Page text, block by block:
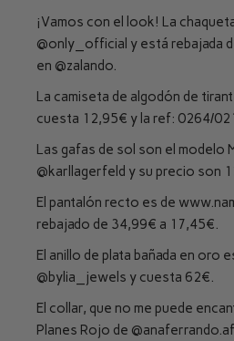
¡Vamos con el look! La
@only_official y está rebajada
en @zalando.
La camiseta de algodón de
cuesta 12,95€ y la ref: 0264/
Las gafas de sol son el modelo
@karllagerfeld y su precio son
El pantalón recto es de
rebajado de 34,99€ a 17,45€.
El anillo de plata bañada en oro
@bylia_jewels y cuesta 62€.
El collar, que no me puede
Planes Rojo de @anaferrando.af